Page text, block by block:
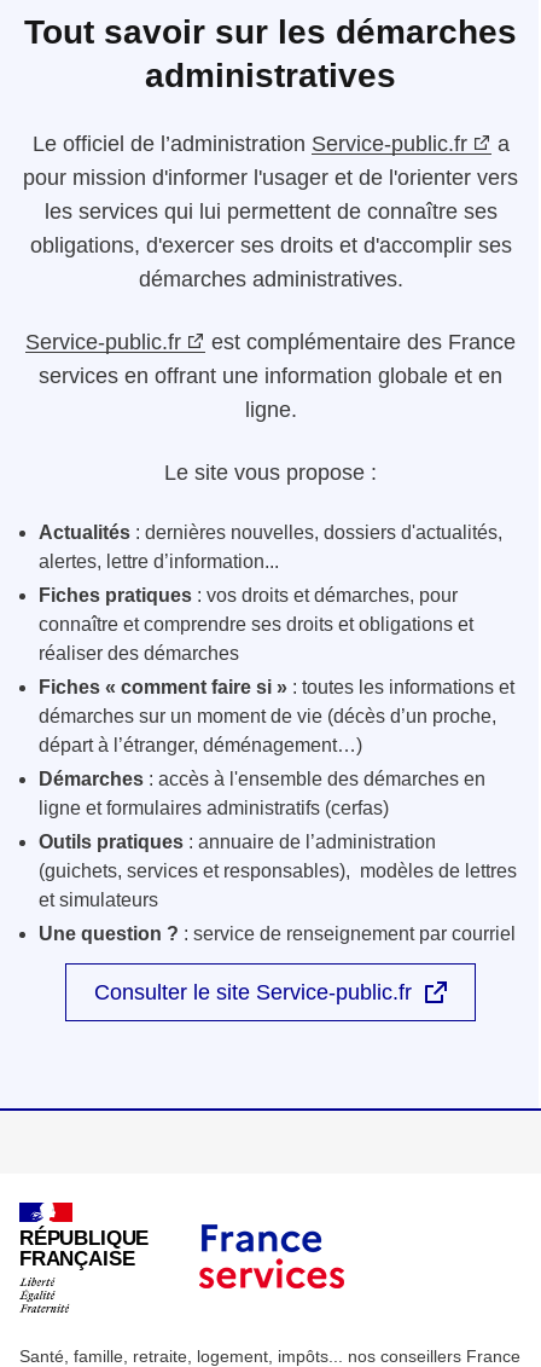
Tout savoir sur les démarches
administratives
Le officiel de l’administration Service-public.fr
a
pour mission d'informer l'usager et de l'orienter vers
les services qui lui permettent de connaître ses
obligations, d'exercer ses droits et d'accomplir ses
démarches administratives.
Service-public.fr
est complémentaire des France
services en offrant une information globale et en
ligne.
Le site vous propose :
Actualités : dernières nouvelles, dossiers d'actualités,
alertes, lettre d’information...
Fiches pratiques : vos droits et démarches, pour
connaître et comprendre ses droits et obligations et
réaliser des démarches
Fiches « comment faire si » : toutes les informations et
démarches sur un moment de vie (décès d’un proche,
départ à l’étranger, déménagement…)
Démarches : accès à l'ensemble des démarches en
ligne et formulaires administratifs (cerfas)
Outils pratiques : annuaire de l’administration
(guichets, services et responsables), modèles de lettres
et simulateurs
Une question ? : service de renseignement par courriel
Consulter le site Service-public.fr
RÉPUBLIQUE
FRANÇAISE
Santé, famille, retraite, logement, impôts... nos conseillers France